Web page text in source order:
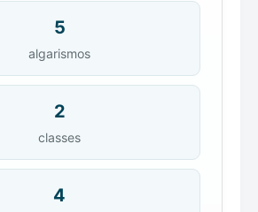
5
algarismos
2
classes
4